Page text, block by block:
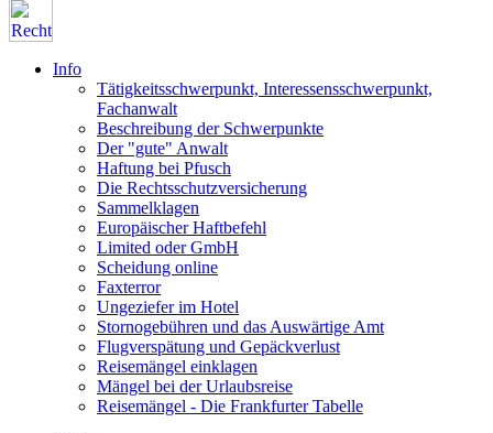
Info
Tätigkeitsschwerpunkt, Interessensschwerpunkt,
Fachanwalt
Beschreibung der Schwerpunkte
Der "gute" Anwalt
Haftung bei Pfusch
Die Rechtsschutzversicherung
Sammelklagen
Europäischer Haftbefehl
Limited oder GmbH
Scheidung online
Faxterror
Ungeziefer im Hotel
Stornogebühren und das Auswärtige Amt
Flugverspätung und Gepäckverlust
Reisemängel einklagen
Mängel bei der Urlaubsreise
Reisemängel - Die Frankfurter Tabelle